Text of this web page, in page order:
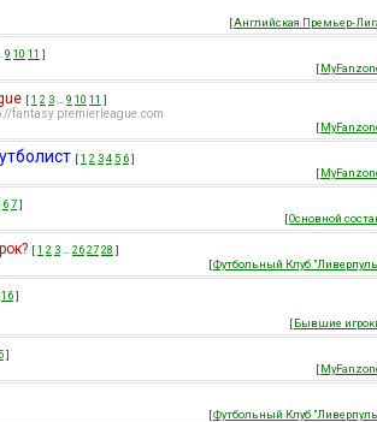
[Английская Премьер-
9 10 11 ]
[
[1 2 3… 9 10 11 ]
fantasy.premierleague.com
[
[1 2 345 6]
[
67]
[Основной
[1 2 3… 262728 ]
[Футбольный Клуб
16]
[Бывшие
]
[
[Футбольный Клуб